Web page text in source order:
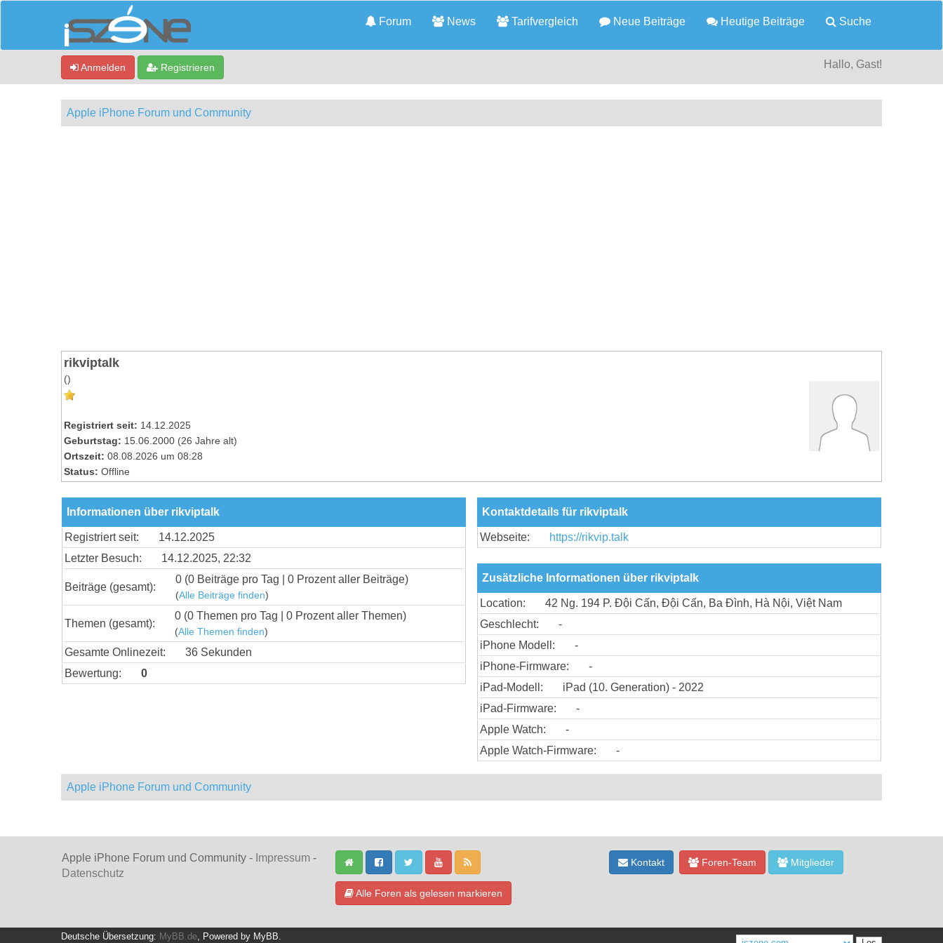
Forum News Tarifvergleich Neue Beiträge Heutige Beiträge Suche
Anmelden Registrieren Hallo, Gast!
Apple iPhone Forum und Community
rikviptalk
()
Registriert seit: 14.12.2025
Geburtstag: 15.06.2000 (26 Jahre alt)
Ortszeit: 08.08.2026 um 08:28
Status: Offline
Informationen über rikviptalk
Registriert seit:
14.12.2025
Letzter Besuch:
14.12.2025, 22:32
Beiträge (gesamt):
0 (0 Beiträge pro Tag | 0 Prozent aller Beiträge)
(Alle Beiträge finden)
Themen (gesamt):
0 (0 Themen pro Tag | 0 Prozent aller Themen)
(Alle Themen finden)
Gesamte Onlinezeit:
36 Sekunden
Bewertung:
0
Kontaktdetails für rikviptalk
Webseite: https://rikvip.talk
Zusätzliche Informationen über rikviptalk
Location:
42 Ng. 194 P. Đội Cấn, Đội Cấn, Ba Đình, Hà Nội, Việt Nam
Geschlecht:
-
iPhone Modell:
-
iPhone-Firmware:
-
iPad-Modell:
iPad (10. Generation) - 2022
iPad-Firmware:
-
Apple Watch:
-
Apple Watch-Firmware:
-
Apple iPhone Forum und Community
Apple iPhone Forum und Community - Impressum -
Datenschutz
Alle Foren als gelesen markieren
Kontakt Foren-Team Mitglieder
Deutsche Übersetzung: MyBB.de , Powered by MyBB